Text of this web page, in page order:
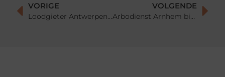
VORIGE
Loodgieter Antwerpen: Specialist in Lekdetectie en Ontstopping
VOLGENDE
Arbodienst Arnhem biedt de beste ondersteuning bij verzuimbeheer